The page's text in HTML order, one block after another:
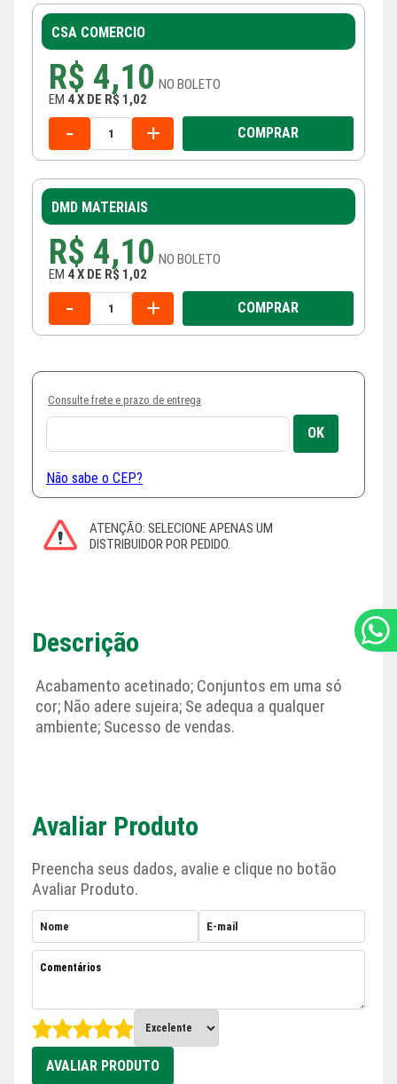
CSA COMERCIO
R$ 4,10 NO BOLETO
EM 4X DE R$ 1,02
- + COMPRAR
DMD MATERIAIS
R$ 4,10 NO BOLETO
EM 4X DE R$ 1,02
- + COMPRAR
Consulte frete e prazo de entrega
Não sabe o CEP?
Descrição
Acabamento acetinado; Conjuntos em uma só
cor; Não adere sujeira; Se adequa a qualquer
ambiente; Sucesso de vendas.
Avaliar Produto
Preencha seus dados, avalie e clique no botão
Avaliar Produto.
AVALIAR PRODUTO